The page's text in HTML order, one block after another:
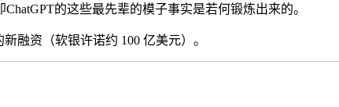
的这些最先辈的模子事实是若何锻炼出来的。
资（软银许诺约 100 亿美元）。